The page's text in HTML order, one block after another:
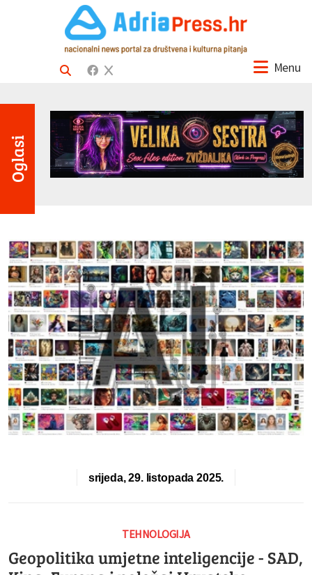
Menu
Oglasi
srijeda, 29. listopada 2025.
TEHNOLOGIJA
Geopolitika umjetne inteligencije - SAD,